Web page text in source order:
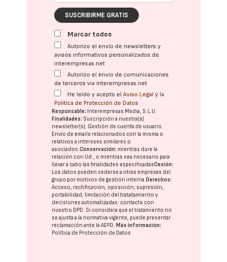
SUSCRIBIRME GRATIS
Marcar todos
Autorizo el envío de newsletters y
avisos informativos personalizados de
interempresas.net
Autorizo el envío de comunicaciones
de terceros vía interempresas.net
He leído y acepto elAviso Legal y la
Política de Protección de Datos
Responsable: Interempresas Media, S.L.U.
Finalidades: Suscripción a nuestra(s)
newsletter(s). Gestión de cuenta de usuario.
Envío de emails relacionados con la misma o
relativos a intereses similares o
asociados.Conservación: mientras dure la
relación con Ud., o mientras sea necesario para
llevar a cabo las finalidades especificadasCesión:
Los datos pueden cederse a otras empresas del
grupo por motivos de gestión interna. Derechos:
Acceso, rectificación, oposición, supresión,
portabilidad, limitación del tratatamiento y
decisiones automatizadas: contacte con
nuestro DPD. Si considera que el tratamiento no
se ajusta a la normativa vigente, puede presentar
reclamación ante laAEPD. Más información:
Política de Protección de Datos